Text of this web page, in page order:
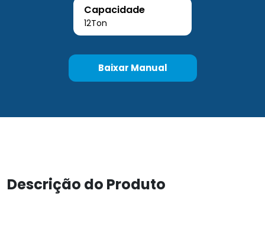
Capacidade
12Ton
Baixar Manual
Descrição do Produto